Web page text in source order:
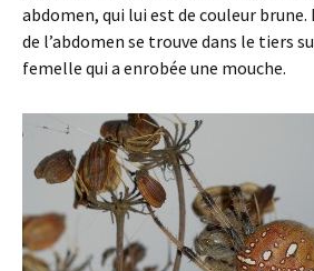
abdomen, qui lui est de couleur
de l’abdomen se trouve dans le tiers
femelle qui a enrobée une mouche.